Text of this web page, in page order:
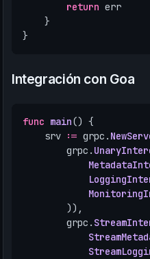
return err
}
}
Integración con Goa
func main() {
srv := grpc .
grpc .
)),
grpc .